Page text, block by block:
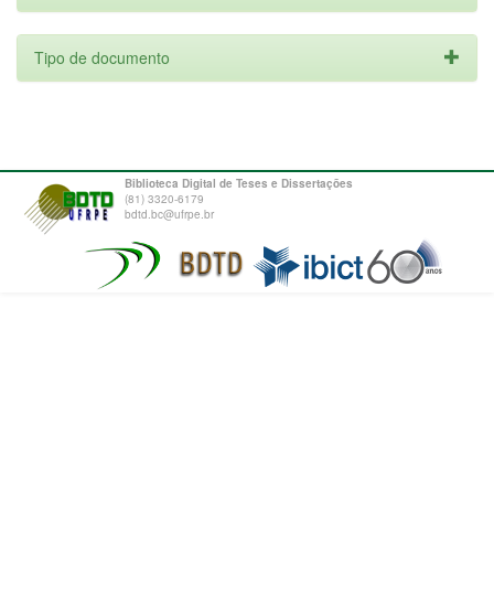
Tipo de documento
Biblioteca Digital de Teses e Dissertações
(81) 3320-6179
bdtd.bc@ufrpe.br